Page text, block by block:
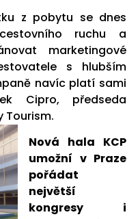
z pobytu se dnes
ruchu a
marketingové
s hlubším
navíc platí sami
Cipro, předseda
Tourism.
Nová hala KCP
umožní v Praze
pořádat
největší
kongresy i